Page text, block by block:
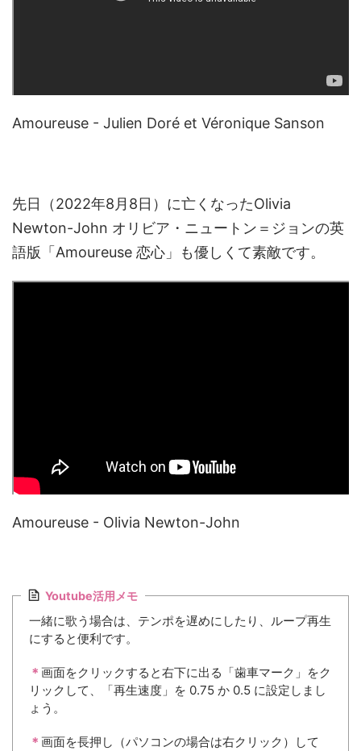
Amoureuse - Julien Doré et Véronique Sanson
先日（2022年8月8日）に亡くなったOlivia
Newton-John オリビア・ニュートン＝ジョンの英
語版「Amoureuse 恋心」も優しくて素敵です。
Amoureuse - Olivia Newton-John
Youtube活用メモ
一緒に歌う場合は、テンポを遅めにしたり、ループ再生
にすると便利です。
＊ 画面をクリックすると右下に出る「歯車マーク」をク
リックして、「再生速度」を 0.75 か 0.5 に設定しまし
ょう。
＊ 画面を長押し（パソコンの場合は右クリック）して